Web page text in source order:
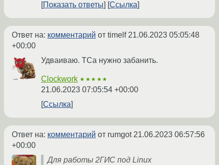
Показать ответы
Ссылка
Ответ на: комментарий от timelf21.06.2023 05:05:48
+00:00
Удваиваю. ТСа нужно забанить.
Clockwork ★★★★★
21.06.2023 07:05:54 +00:00
Ссылка
Ответ на: комментарий от rumgot21.06.2023 06:57:56
+00:00
Для работы 2ГИС под Linux